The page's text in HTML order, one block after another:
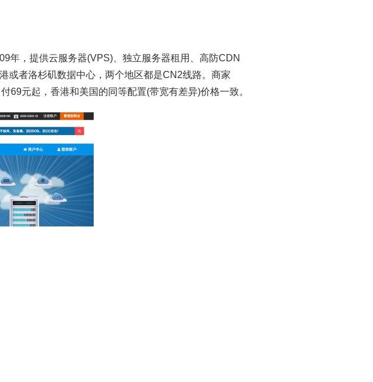
年，提供云服务器(VPS)、独立服务器租用、高防CDN
或者洛杉矶数据中心，两个地区都是CN2线路。商家
69元起，香港和美国的同等配置(带宽有差异)价格一致。